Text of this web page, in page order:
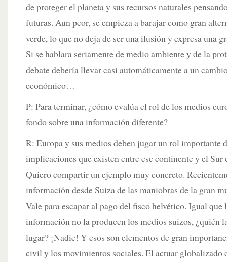
de proteger el planeta y sus recursos naturales
futuras. Aun peor, se empieza a barajar como gran
verde, lo que no deja de ser una ilusión y expresa una
Si se hablara seriamente de medio ambiente y de la
debate debería llevar casi automáticamente a un
económico…
P: Para terminar, ¿cómo evalúa el rol de los medios
fondo sobre una información diferente?
R: Europa y sus medios deben jugar un rol importante
implicaciones que existen entre ese continente y el Sur
Quiero compartir un ejemplo muy concreto.
información desde Suiza de las maniobras de la gran
Vale para escapar al pago del fisco helvético. Igual
información no la producen los medios suizos, ¿quién
lugar? ¡Nadie! Y esos son elementos de gran
civil y los movimientos sociales. El actuar globalizado